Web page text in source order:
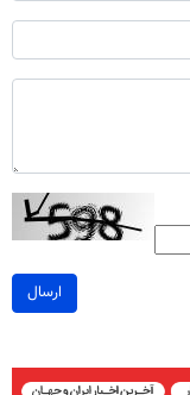
ارسال